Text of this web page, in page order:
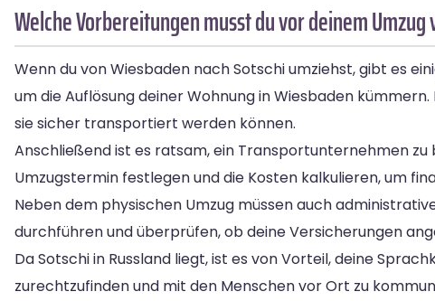
Welche Vorbereitungen musst du vor deinem
Wenn du von Wiesbaden nach Sotschi umziehst, gibt es
um die Auflösung deiner Wohnung in Wiesbaden
sie sicher transportiert werden können.
Anschließend ist es ratsam, ein Transportunternehmen zu
Umzugstermin festlegen und die Kosten kalkulieren, um
Neben dem physischen Umzug müssen auch
durchführen und überprüfen, ob deine Versicherungen
Da Sotschi in Russland liegt, ist es von Vorteil, deine
zurechtzufinden und mit den Menschen vor Ort zu